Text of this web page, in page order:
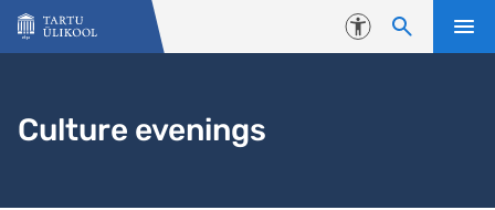
Liigu edasi põhisisu juurde
Juurdepääsetavus
Culture evenings